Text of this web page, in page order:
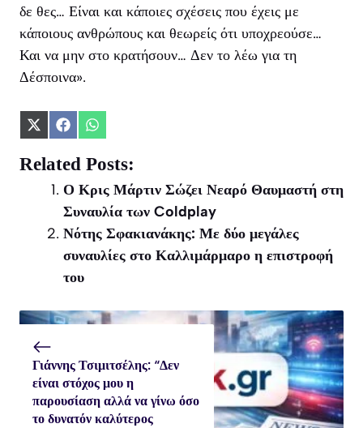
δε θες… Είναι και κάποιες σχέσεις που έχεις με
κάποιους ανθρώπους και θεωρείς ότι υποχρεούσε…
Και να μην στο κρατήσουν… Δεν το λέω για τη
Δέσποινα».
Share
X
(Twitter)
Share
Facebook
Share
WhatsApp
Related Posts:
Ο Κρις Μάρτιν Σώζει Νεαρό Θαυμαστή στη
Συναυλία των Coldplay
Νότης Σφακιανάκης: Με δύο μεγάλες
συναυλίες στο Καλλιμάρμαρο η επιστροφή
του
Γιάννης Τσιμιτσέλης: “Δεν
είναι στόχος μου η
παρουσίαση αλλά να γίνω όσο
το δυνατόν καλύτερος